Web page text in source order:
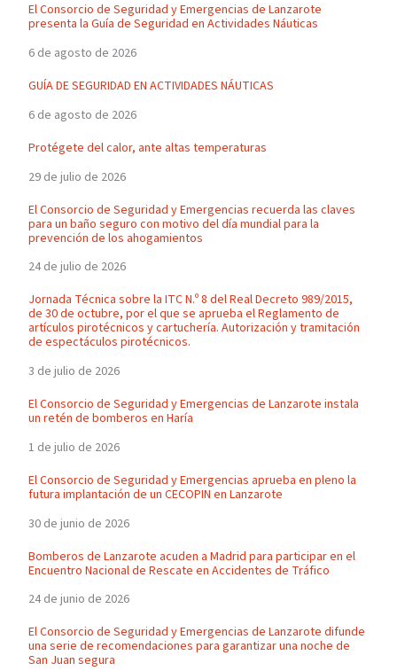
El Consorcio de Seguridad y Emergencias de Lanzarote
presenta la Guía de Seguridad en Actividades Náuticas
6 de agosto de 2026
GUÍA DE SEGURIDAD EN ACTIVIDADES NÁUTICAS
6 de agosto de 2026
Protégete del calor, ante altas temperaturas
29 de julio de 2026
El Consorcio de Seguridad y Emergencias recuerda las claves
para un baño seguro con motivo del día mundial para la
prevención de los ahogamientos
24 de julio de 2026
Jornada Técnica sobre la ITC N.º 8 del Real Decreto 989/2015,
de 30 de octubre, por el que se aprueba el Reglamento de
artículos pirotécnicos y cartuchería. Autorización y tramitación
de espectáculos pirotécnicos.
3 de julio de 2026
El Consorcio de Seguridad y Emergencias de Lanzarote instala
un retén de bomberos en Haría
1 de julio de 2026
El Consorcio de Seguridad y Emergencias aprueba en pleno la
futura implantación de un CECOPIN en Lanzarote
30 de junio de 2026
Bomberos de Lanzarote acuden a Madrid para participar en el
Encuentro Nacional de Rescate en Accidentes de Tráfico
24 de junio de 2026
El Consorcio de Seguridad y Emergencias de Lanzarote difunde
una serie de recomendaciones para garantizar una noche de
San Juan segura